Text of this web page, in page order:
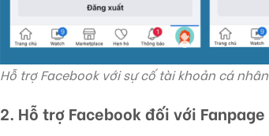
Hỗ trợ Facebook với sự cố tài khoản cá nhân
2. Hỗ trợ Facebook đối với Fanpage